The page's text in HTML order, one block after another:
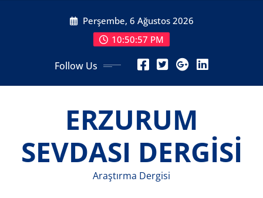
Perşembe, 6 Ağustos 2026
10:50:59 PM
Follow Us
ERZURUM
SEVDASI DERGİSİ
Araştırma Dergisi